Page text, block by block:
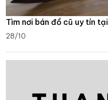
Tìm nơi bán đồ cũ uy tín
28/10